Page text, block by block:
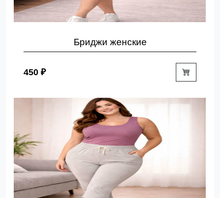
Бриджи женские
450 ₽